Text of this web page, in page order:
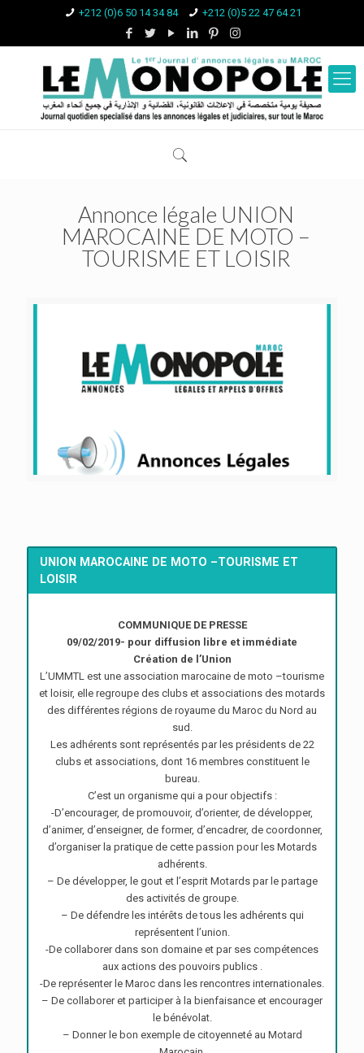
+212 (0)6 50 14 34 84 +212 (0)5 22 47 64 21
Annonce légale UNION
MAROCAINE DE MOTO –
TOURISME ET LOISIR
UNION MAROCAINE DE MOTO –TOURISME ET
LOISIR
COMMUNIQUE DE PRESSE
09/02/2019- pour diffusion libre et immédiate
Création de l’Union
L’UMMTL est une association marocaine de moto –tourisme
et loisir, elle regroupe des clubs et associations des motards
des différentes régions de royaume du Maroc du Nord au
sud.
Les adhérents sont représentés par les présidents de 22
clubs et associations, dont 16 membres constituent le
bureau.
C’est un organisme qui a pour objectifs :
-D’encourager, de promouvoir, d’orienter, de développer,
d’animer, d’enseigner, de former, d’encadrer, de coordonner,
d’organiser la pratique de cette passion pour les Motards
adhérents.
– De développer, le gout et l’esprit Motards par le partage
des activités de groupe.
– De défendre les intérêts de tous les adhérents qui
représentent l’union.
-De collaborer dans son domaine et par ses compétences
aux actions des pouvoirs publics .
-De représenter le Maroc dans les rencontres internationales.
– De collaborer et participer à la bienfaisance et encourager
le bénévolat.
– Donner le bon exemple de citoyenneté au Motard